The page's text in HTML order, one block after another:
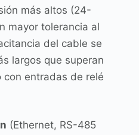
más altos (24-
mayor tolerancia al
del cable se
largos que superan
entradas de relé
(Ethernet, RS-485